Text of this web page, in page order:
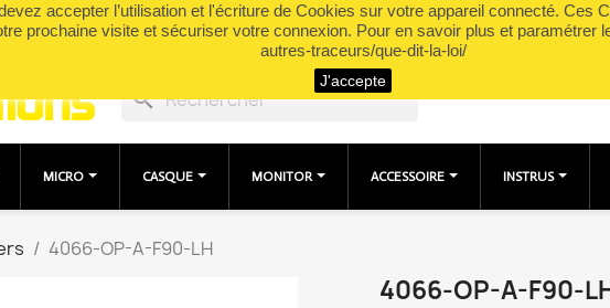
accepter l’utilisation et l'écriture de Cookies sur votre appareil connecté. Ces
prochaine visite et sécuriser votre connexion. Pour en savoir plus et
autres-traceurs/que-dit-la-loi/
J'accepte
search
MICRO CASQUE MONITOR ACCESSOIRE INSTRUS
4066-OP-A-F90-LH
4066-OP-A-F90-